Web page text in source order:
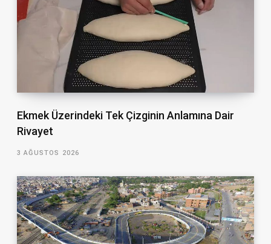
Ekmek Üzerindeki Tek Çizginin Anlamına Dair
Rivayet
3 AĞUSTOS 2026